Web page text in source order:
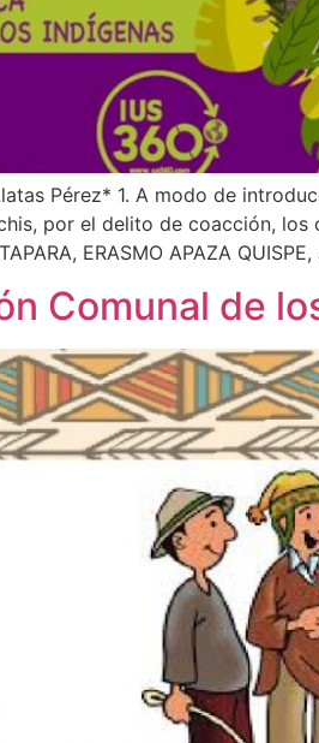
Pérez* 1. A modo de
por el delito de coacción,
ERASMO APAZA
Comunal de